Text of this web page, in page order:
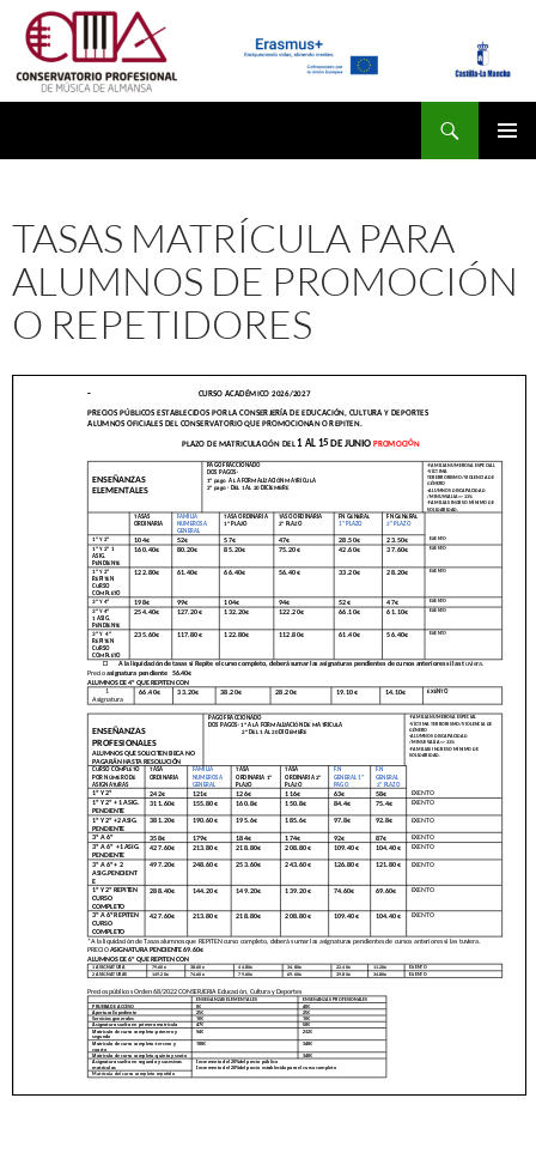
Saltar
contenido
TASAS MATRÍCULA PARA
ALUMNOS DE PROMOCIÓN
O REPETIDORES